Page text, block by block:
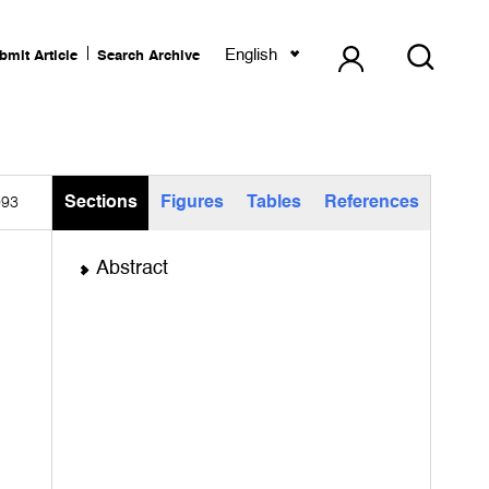
Article Search Archive English
Sections Figures Tables References
Abstract